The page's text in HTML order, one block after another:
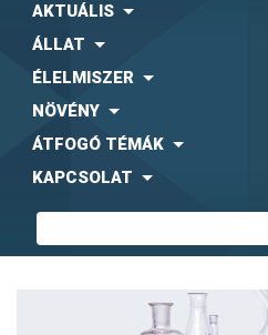
AKTUÁLIS
ÁLLAT
ÉLELMISZER
NÖVÉNY
ÁTFOGÓ TÉMÁK
KAPCSOLAT